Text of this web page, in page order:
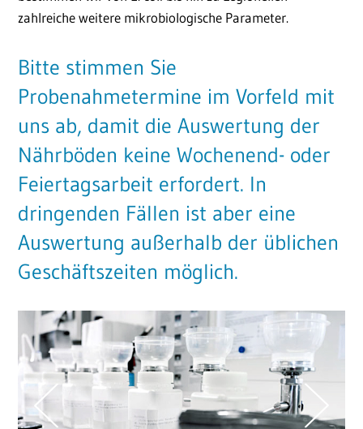
zahlreiche weitere mikrobiologische Parameter.
Bitte stimmen Sie
Probenahmetermine im Vorfeld mit
uns ab, damit die Auswertung der
Nährböden keine Wochenend- oder
Feiertagsarbeit erfordert. In
dringenden Fällen ist aber eine
Auswertung außerhalb der üblichen
Geschäftszeiten möglich.